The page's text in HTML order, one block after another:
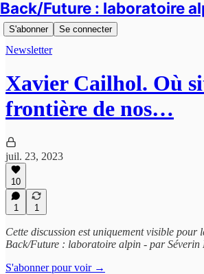
S'abonner Se connecter
Newsletter
Xavier Cailhol. Où
frontière de nos…
juil. 23, 2023
10
1 1
Cette discussion est uniquement visible pour
Back/Future : laboratoire alpin - par Séverin
S'abonner pour voir →